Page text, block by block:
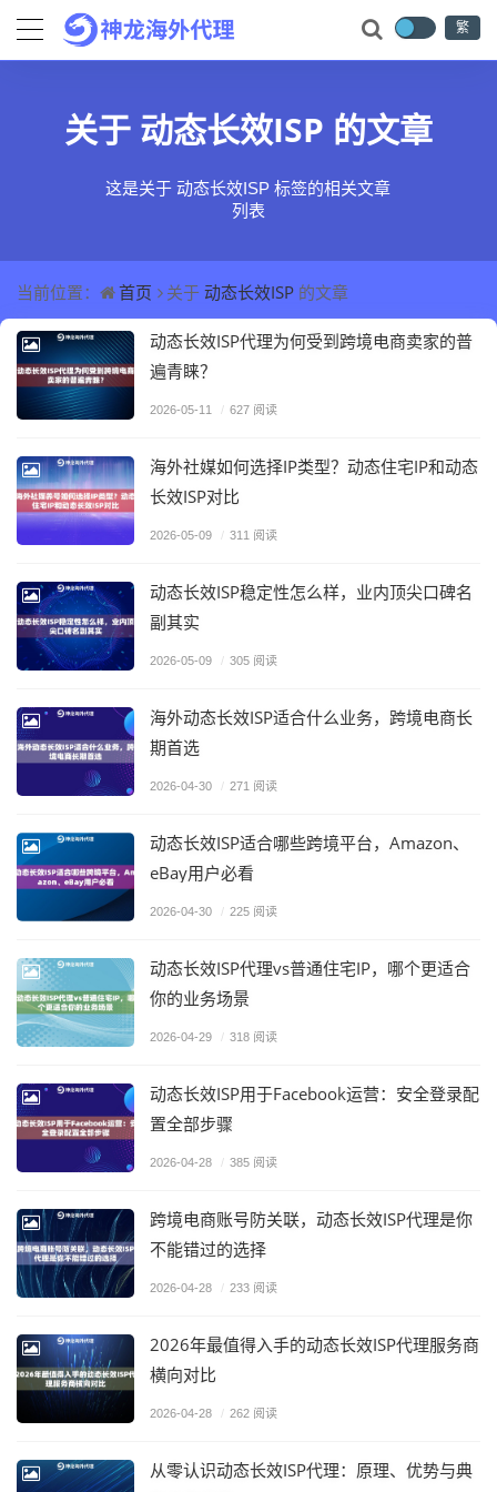
繁
关于 动态长效ISP 的文章
这是关于 动态长效ISP 标签的相关文章
列表
当前位置： 首页 关于 动态长效ISP 的文章
动态长效ISP代理为何受到跨境电商卖家的普
遍青睐？
2026-05-11 / 627 阅读
海外社媒如何选择IP类型？动态住宅IP和动态
长效ISP对比
2026-05-09 / 311 阅读
动态长效ISP稳定性怎么样，业内顶尖口碑名
副其实
2026-05-09 / 305 阅读
海外动态长效ISP适合什么业务，跨境电商长
期首选
2026-04-30 / 271 阅读
动态长效ISP适合哪些跨境平台，Amazon、
eBay用户必看
2026-04-30 / 225 阅读
动态长效ISP代理vs普通住宅IP，哪个更适合
你的业务场景
2026-04-29 / 318 阅读
动态长效ISP用于Facebook运营：安全登录配
置全部步骤
2026-04-28 / 385 阅读
跨境电商账号防关联，动态长效ISP代理是你
不能错过的选择
2026-04-28 / 233 阅读
2026年最值得入手的动态长效ISP代理服务商
横向对比
2026-04-28 / 262 阅读
从零认识动态长效ISP代理：原理、优势与典